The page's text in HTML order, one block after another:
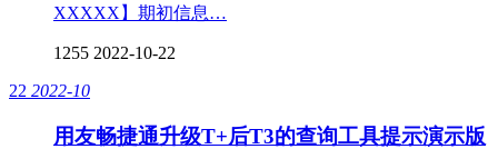
XXXXX】期初信息…
1255 2022-10-22
22 2022-10
用友畅捷通升级T+后T3的查询工具提示演示版